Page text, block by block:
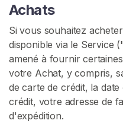
Achats
Si vous souhaitez
disponible via le Service
amené à fournir
votre Achat, y compris,
de carte de crédit, la
crédit, votre adresse de
d'expédition.
T
U
I
T
E
M
E
N
T
>